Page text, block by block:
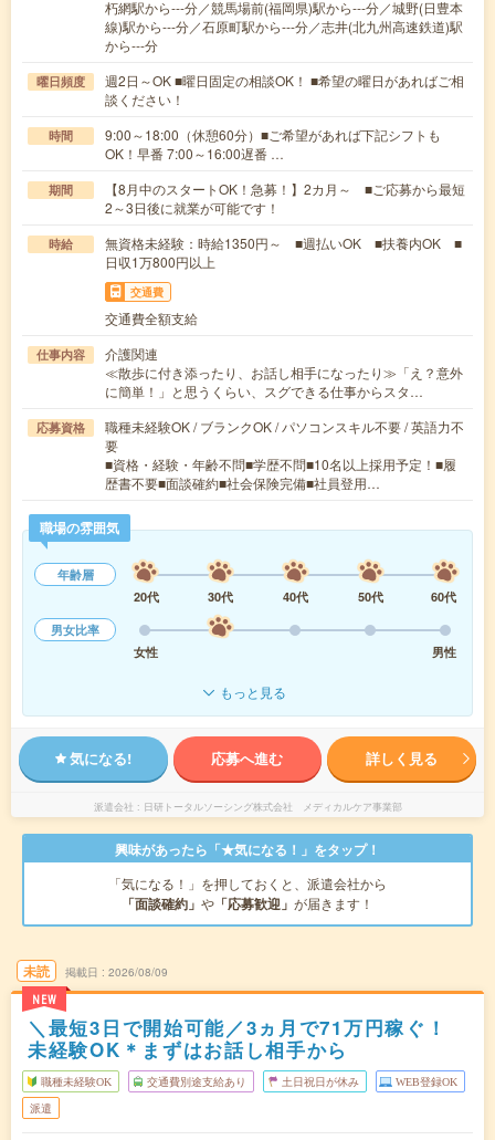
朽網駅から---分／競馬場前(福岡県)駅から---分／城野(日豊本
線)駅から---分／石原町駅から---分／志井(北九州高速鉄道)駅
から---分
曜日頻度
週2日～OK ■曜日固定の相談OK！ ■希望の曜日があればご相
談ください！
時間
9:00～18:00（休憩60分）■ご希望があれば下記シフトも
OK！早番 7:00～16:00遅番 …
期間
【8月中のスタートOK！急募！】2カ月～ ■ご応募から最短
2～3日後に就業が可能です！
時給
無資格未経験：時給1350円～ ■週払いOK ■扶養内OK ■
日収1万800円以上
交通費
交通費全額支給
仕事内容
介護関連
≪散歩に付き添ったり、お話し相手になったり≫「え？意外
に簡単！」と思うくらい、スグできる仕事からスタ…
応募資格
職種未経験OK / ブランクOK / パソコンスキル不要 / 英語力不
要
■資格・経験・年齢不問■学歴不問■10名以上採用予定！■履
歴書不要■面談確約■社会保険完備■社員登用…
職場の雰囲気
年齢層
20代
30代 40代 50代
60代
男女比率
女性
男性
もっと見る
気になる! 応募へ進む 詳しく見る
派遣会社 日研トータルソーシング株式会社 メディカルケア事業部
興味があったら「★気になる！」をタップ！
「気になる！」を押しておくと、派遣会社から
「面談確約」 や 「応募歓迎」 が届きます！
未読
NEW
掲載日 2026/08/09
＼最短3日で開始可能／3ヵ月で71万円稼ぐ！
未経験OK＊まずはお話し相手から
職種未経験OK 交通費別途支給あり 土日祝日が休み WEB登録OK
派遣